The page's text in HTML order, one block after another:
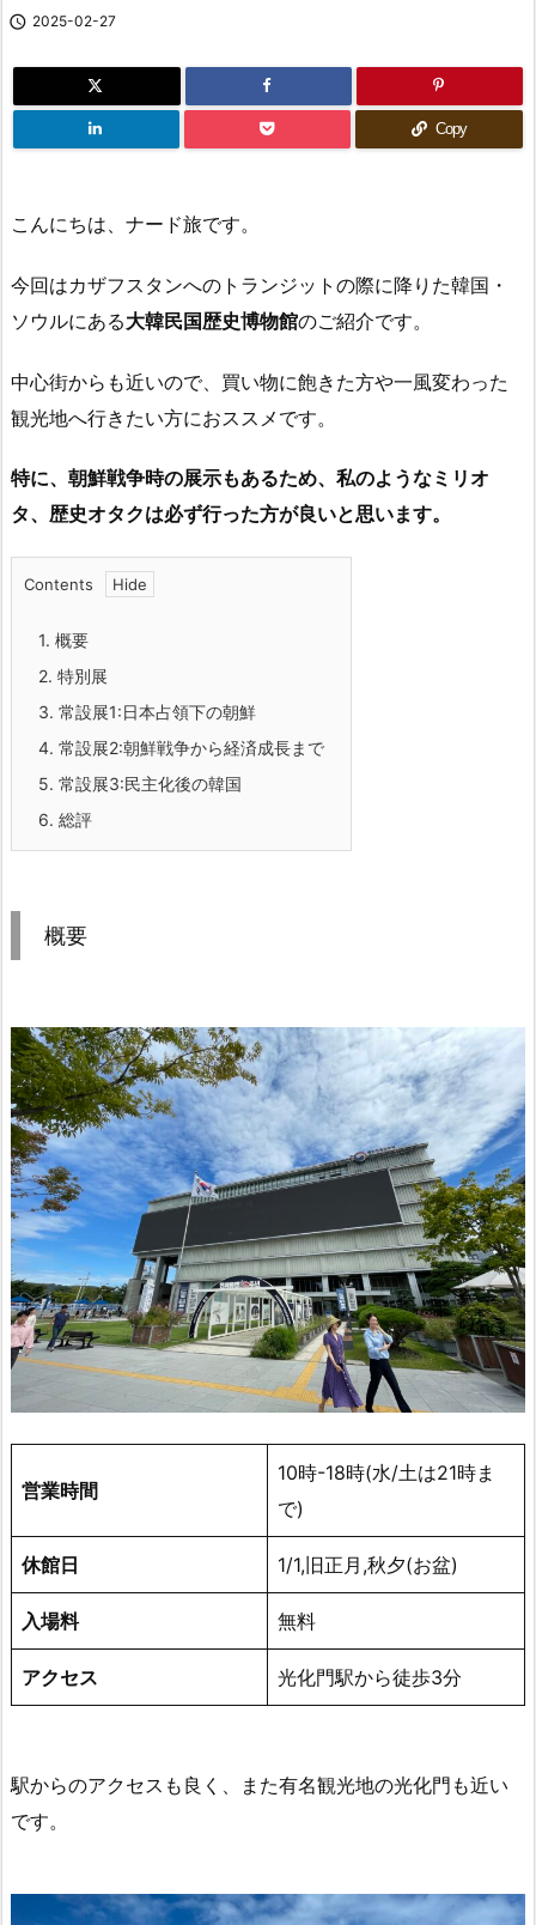
 2025-02-27
Copy
こんにちは、ナード旅です。
今回はカザフスタンへのトランジットの際に降りた韓国・
ソウルにある大韓民国歴史博物館のご紹介です。
中心街からも近いので、買い物に飽きた方や一風変わった
観光地へ行きたい方におススメです。
特に、朝鮮戦争時の展示もあるため、私のようなミリオ
タ、歴史オタクは必ず行った方が良いと思います。
Contents
1. 概要
2. 特別展
3. 常設展1:日本占領下の朝鮮
4. 常設展2:朝鮮戦争から経済成長まで
5. 常設展3:民主化後の韓国
6. 総評
概要
営業時間
10時-18時(水/土は21時ま
で)
休館日 1/1,旧正月,秋夕(お盆)
入場料 無料
アクセス 光化門駅から徒歩3分
駅からのアクセスも良く、また有名観光地の光化門も近い
です。